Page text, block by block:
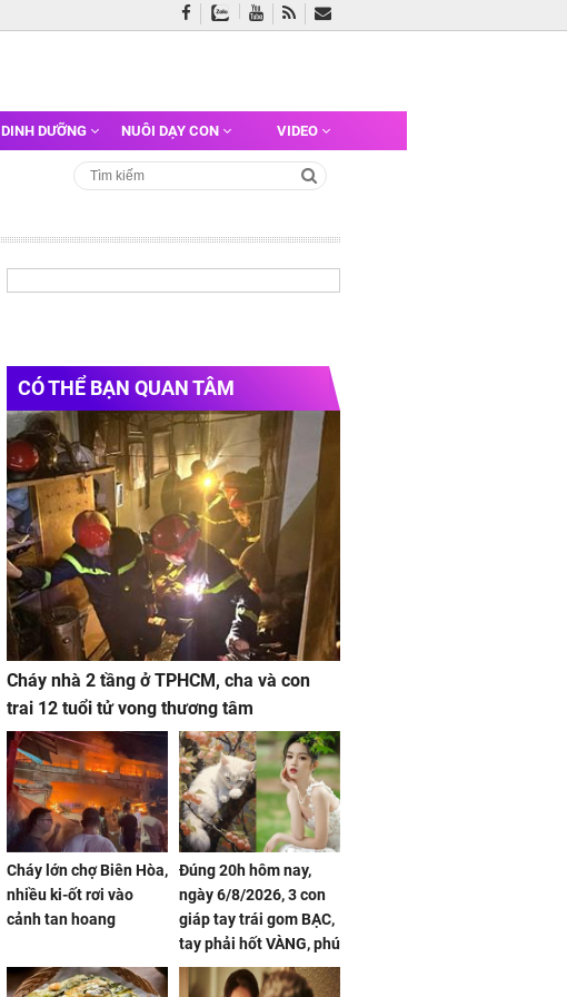
DINH DƯỠNG NUÔI DẠY CON VIDEO
CÓ THỂ BẠN QUAN TÂM
Cháy nhà 2 tầng ở TPHCM, cha và con
trai 12 tuổi tử vong thương tâm
Cháy lớn chợ Biên Hòa,
nhiều ki-ốt rơi vào
cảnh tan hoang
Đúng 20h hôm nay,
ngày 6/8/2026, 3 con
giáp tay trái gom BẠC,
tay phải hốt VÀNG, phú
quý ngập nhà, của cải
chất đầy kho